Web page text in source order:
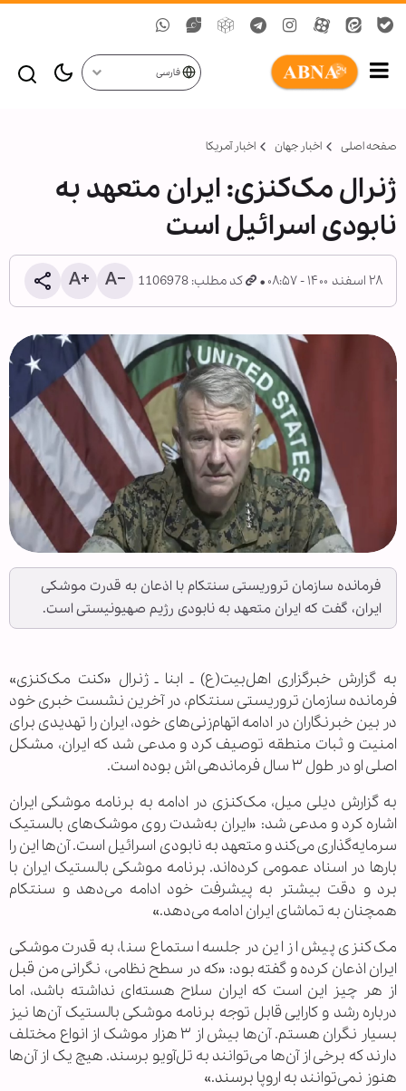
فارسی
صفحه اصلی اخبار جهان اخبار آمریکا
ژنرال مک‌کنزی: ایران متعهد به
نابودی اسرائیل است
۲۸ اسفند ۱۴۰۰ - ۰۸:۵۷ کد مطلب: 1106978
فرمانده سازمان تروریستی سنتکام با اذعان به قدرت موشکی
ایران، گفت که ایران متعهد به نابودی رژیم صهیونیستی است.
به گزارش خبرگزاری اهل‌بیت(ع) ـ ابنا ـ ژنرال «کنت مک‌کنزی»
فرمانده سازمان تروریستی سنتکام، در آخرین نشست خبری خود
در بین خبرنگاران در ادامه اتهام‌زنی‌های خود، ایران را تهدیدی برای
امنیت و ثبات منطقه توصیف کرد و مدعی شد که ایران، مشکل
اصلی او در طول ۳ سال فرماندهی اش بوده است.
به گزارش دیلی میل، مک‌کنزی در ادامه به برنامه موشکی ایران
اشاره کرد و مدعی شد: «ایران به‌شدت روی موشک‌های بالستیک
سرمایه‌گذاری می‌کند و متعهد به نابودی اسرائیل است. آن‌ها این را
بار‌ها در اسناد عمومی کرده‌اند. برنامه موشکی بالستیک ایران با
برد و دقت بیشتر به پیشرفت خود ادامه می‌دهد و سنتکام
همچنان به تماشای ایران ادامه می‌دهد.»
مک‌کنزی پیش از این در جلسه استماع سنا، به قدرت موشکی
ایران اذعان کرده و گفته بود: «که در سطح نظامی، نگرانی من قبل
از هر چیز این است که ایران سلاح هسته‌ای نداشته باشد، اما
درباره رشد و کارایی قابل توجه برنامه موشکی بالستیک آن‌ها نیز
بسیار نگران هستم. آن‌ها بیش از ۳ هزار موشک از انواع مختلف
دارند که برخی از آن‌ها می‌توانند به تل‌آویو برسند. هیچ یک از آن‌ها
هنوز نمی‌توانند به اروپا برسند.»